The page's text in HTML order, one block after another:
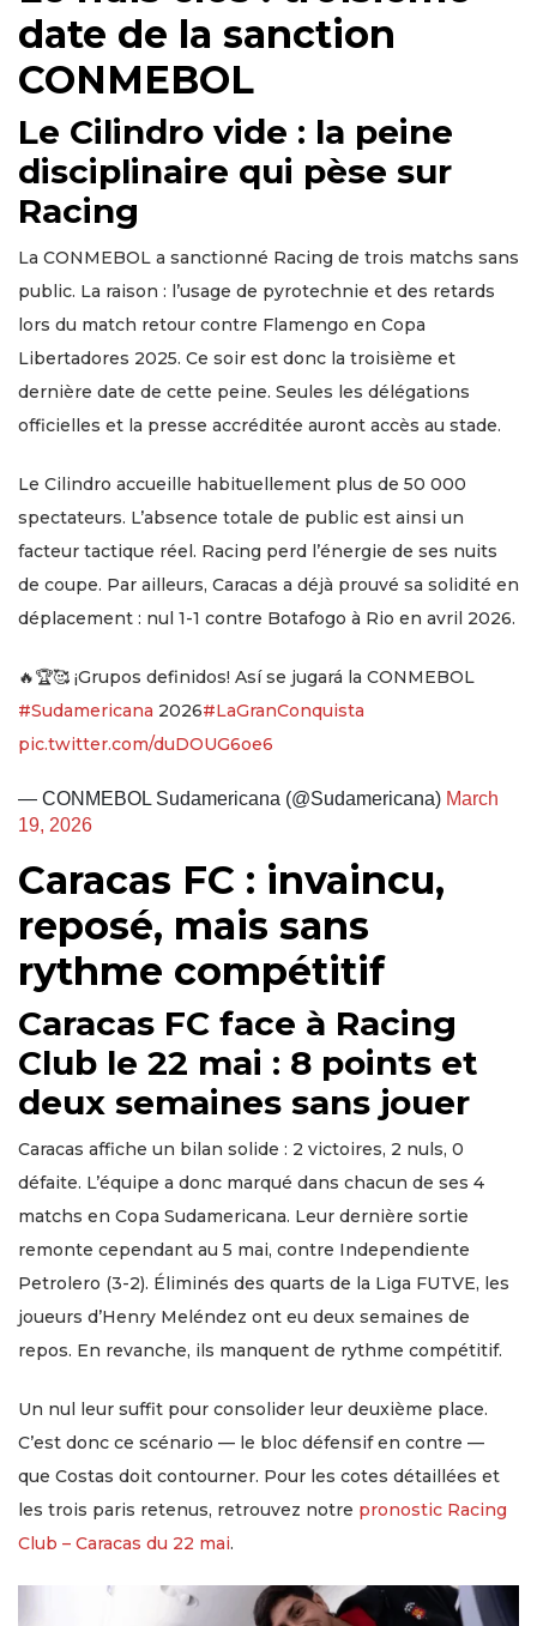
date de la sanction
CONMEBOL
Le Cilindro vide : la peine
disciplinaire qui pèse sur
Racing
La CONMEBOL a sanctionné Racing de trois matchs sans
public. La raison : l’usage de pyrotechnie et des retards
lors du match retour contre Flamengo en Copa
Libertadores 2025. Ce soir est donc la troisième et
dernière date de cette peine. Seules les délégations
officielles et la presse accréditée auront accès au stade.
Le Cilindro accueille habituellement plus de 50 000
spectateurs. L’absence totale de public est ainsi un
facteur tactique réel. Racing perd l’énergie de ses nuits
de coupe. Par ailleurs, Caracas a déjà prouvé sa solidité en
déplacement : nul 1-1 contre Botafogo à Rio en avril 2026.
🔥🏆🥰 ¡Grupos definidos! Así se jugará la CONMEBOL
#Sudamericana 2026#LaGranConquista
pic.twitter.com/duDOUG6oe6
— CONMEBOL Sudamericana (@Sudamericana) March
19, 2026
Caracas FC : invaincu,
reposé, mais sans
rythme compétitif
Caracas FC face à Racing
Club le 22 mai : 8 points et
deux semaines sans jouer
Caracas affiche un bilan solide : 2 victoires, 2 nuls, 0
défaite. L’équipe a donc marqué dans chacun de ses 4
matchs en Copa Sudamericana. Leur dernière sortie
remonte cependant au 5 mai, contre Independiente
Petrolero (3-2). Éliminés des quarts de la Liga FUTVE, les
joueurs d’Henry Meléndez ont eu deux semaines de
repos. En revanche, ils manquent de rythme compétitif.
Un nul leur suffit pour consolider leur deuxième place.
C’est donc ce scénario — le bloc défensif en contre —
que Costas doit contourner. Pour les cotes détaillées et
les trois paris retenus, retrouvez notre pronostic Racing
Club – Caracas du 22 mai.